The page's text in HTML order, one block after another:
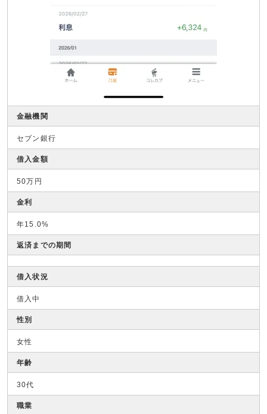
金融機関
セブン銀行
借入金額
50万円
金利
年15.0%
返済までの期間
借入状況
借入中
性別
女性
年齢
30代
職業